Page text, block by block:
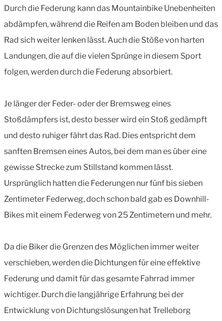
Durch die Federung kann das Mountainbike Unebenheiten
abdämpfen, während die Reifen am Boden bleiben und das
Rad sich weiter lenken lässt. Auch die Stöße von harten
Landungen, die auf die vielen Sprünge in diesem Sport
folgen, werden durch die Federung absorbiert.
Je länger der Feder- oder der Bremsweg eines
Stoßdämpfers ist, desto besser wird ein Stoß gedämpft
und desto ruhiger fährt das Rad. Dies entspricht dem
sanften Bremsen eines Autos, bei dem man es über eine
gewisse Strecke zum Stillstand kommen lässt.
Ursprünglich hatten die Federungen nur fünf bis sieben
Zentimeter Federweg, doch schon bald gab es Downhill-
Bikes mit einem Federweg von 25 Zentimetern und mehr.
Da die Biker die Grenzen des Möglichen immer weiter
verschieben, werden die Dichtungen für eine effektive
Federung und damit für das gesamte Fahrrad immer
wichtiger. Durch die langjährige Erfahrung bei der
Entwicklung von Dichtungslösungen hat Trelleborg